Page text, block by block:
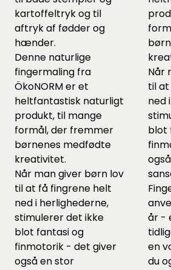
kartoffeltryk og til
aftryk af fødder og
hænder.
Denne naturlige
fingermaling fra
ÖkoNORM er et
heltfantastisk naturligt
produkt, til mange
formål, der fremmer
børnenes medfødte
kreativitet.
Når man giver børn lov
til at få fingrene helt
ned i herlighederne,
stimulerer det ikke
blot fantasi og
finmotorik - det giver
også en stor
Når
til
ned
blot
år -
en
du